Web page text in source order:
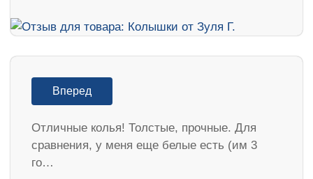
Вперед
Отличные колья! Толстые, прочные. Для
сравнения, у меня еще белые есть (им 3
го…